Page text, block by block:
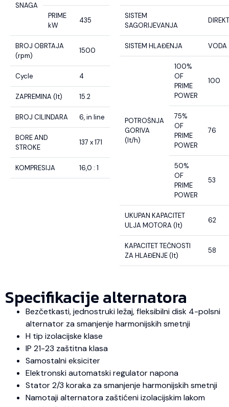
SNAGA
PRIME
kW
435
BROJ OBRTAJA
(rpm)
1500
Cycle 4
ZAPREMINA (lt) 15.2
BROJ CILINDARA 6, in line
BORE AND
STROKE
137 x 171
KOMPRESIJA 16,0 : 1
SISTEM
SAGORIJEVANJA
SISTEM HLAĐENJA VODA
POTROŠNJA
GORIVA
(lt/h)
100%
OF
PRIME
POWER
100
75%
OF
PRIME
POWER
76
50%
OF
PRIME
POWER
53
UKUPAN KAPACITET
ULJA MOTORA (lt)
62
KAPACITET TEČNOSTI
ZA HLAĐENJE (lt)
58
Specifikacije alternatora
Bezčetkasti, jednostruki ležaj, fleksibilni disk 4-polsni
alternator za smanjenje harmonijskih smetnji
H tip izolacijske klase
IP 21-23 zaštitna klasa
Samostalni eksiciter
Elektronski automatski regulator napona
Stator 2/3 koraka za smanjenje harmonijskih smetnji
Namotaji alternatora zaštićeni izolacijskim lakom